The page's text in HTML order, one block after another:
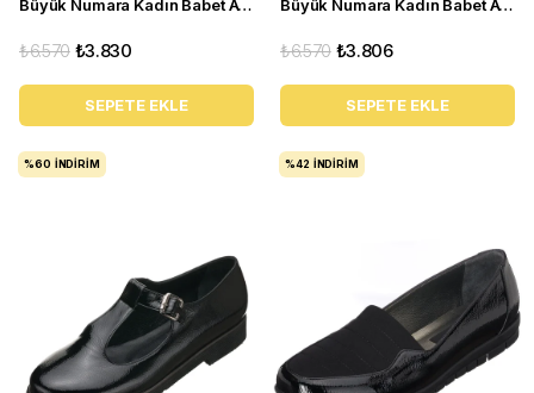
Büyük Numara Kadın Babet Ayakkabı N0609 Beyaz
₺3.830
₺6.570
SEPETE EKLE
Büyük Numara Kadın Babet Ayakkabı 1146-2 Bordo
₺3.806
₺6.570
SEPETE EKLE
%60 İNDIRIM %42 İNDIRIM